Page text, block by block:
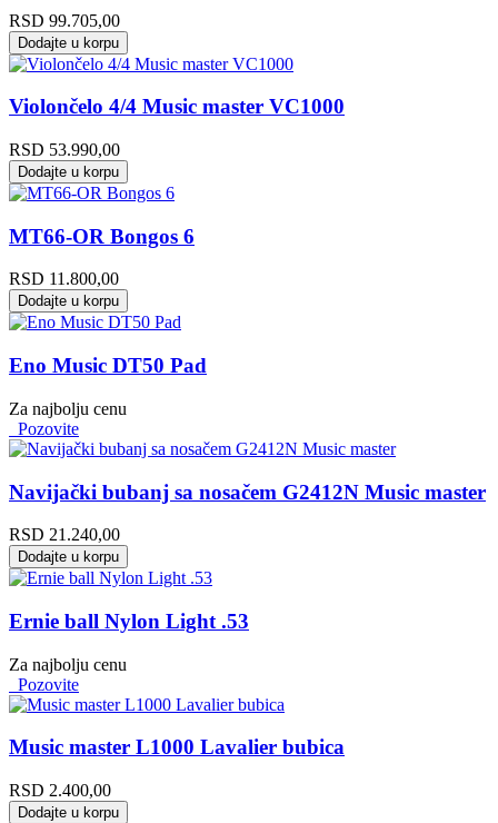
RSD 99.705,00
Dodajte u korpu
Violončelo 4/4 Music master VC1000
RSD 53.990,00
Dodajte u korpu
MT66-OR Bongos 6
RSD 11.800,00
Dodajte u korpu
Eno Music DT50 Pad
Za najbolju cenu
Pozovite
Navijački bubanj sa nosačem G2412N Music master
RSD 21.240,00
Dodajte u korpu
Ernie ball Nylon Light .53
Za najbolju cenu
Pozovite
Music master L1000 Lavalier bubica
RSD 2.400,00
Dodajte u korpu